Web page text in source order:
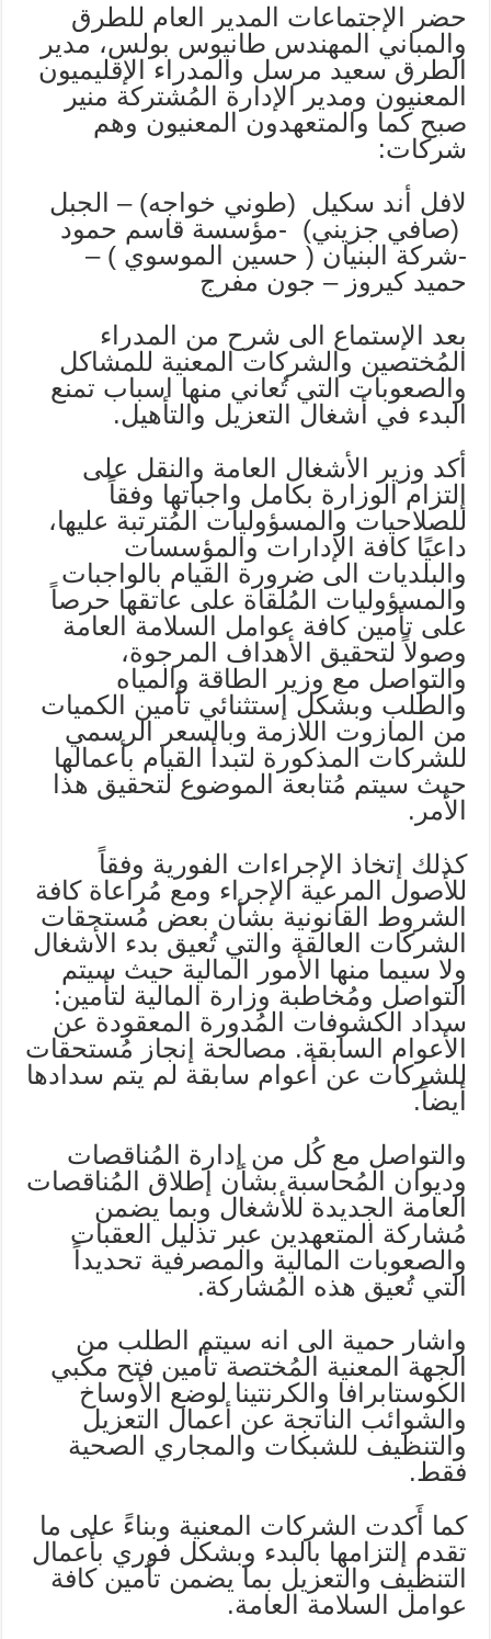
حضر الإجتماعات المدير العام للطرق
والمباني المهندس طانيوس بولس، مدير
الطرق سعيد مرسل والمدراء الإقليميون
المعنيون ومدير الإدارة المُشتركة منير
صبح كما والمتعهدون المعنيون وهم
شركات:
لافل أند سكيل (طوني خواجه) – الجبل
(صافي جزيني) -مؤسسة قاسم حمود
-شركة البنيان ( حسين الموسوي ) –
حميد كيروز – جون مفرج
بعد الإستماع الى شرح من المدراء
المُختصين والشركات المعنية للمشاكل
والصعوبات التي تُعاني منها اسباب تمنع
البدء في أشغال التعزيل والتأهيل.
أكد وزير الأشغال العامة والنقل على
إلتزام الوزارة بكامل واجباتها وفقاً
للصلاحيات والمسؤوليات المُترتبة عليها،
داعيًا كافة الإدارات والمؤسسات
والبلديات الى ضرورة القيام بالواجبات
والمسؤوليات المُلقاة على عاتقها حرصاً
على تأمين كافة عوامل السلامة العامة
وصولاً لتحقيق الأهداف المرجوة،
والتواصل مع وزير الطاقة والمياه
والطلب وبشكل إستثنائي تأمين الكميات
من المازوت اللازمة وبالسعر الرسمي
للشركات المذكورة لتبدأ القيام بأعمالها
حيث سيتم مُتابعة الموضوع لتحقيق هذا
الأمر.
كذلك إتخاذ الإجراءات الفورية وفقاً
للأصول المرعية الإجراء ومع مُراعاة كافة
الشروط القانونية بشأن بعض مُستحقات
الشركات العالقة والتي تُعيق بدء الأشغال
ولا سيما منها الأمور المالية حيث سيتم
التواصل ومُخاطبة وزارة المالية لتأمين:
سداد الكشوفات المُدورة المعقودة عن
الأعوام السابقة. مصالحة إنجاز مُستحقات
للشركات عن أعوام سابقة لم يتم سدادها
أيضاً.
والتواصل مع كُل من إدارة المُناقصات
وديوان المُحاسبة بشأن إطلاق المُناقصات
العامة الجديدة للأشغال وبما يضمن
مُشاركة المتعهدين عبر تذليل العقبات
والصعوبات المالية والمصرفية تحديداً
التي تُعيق هذه المُشاركة.
واشار حمية الى انه سيتم الطلب من
الجهة المعنية المُختصة تأمين فتح مكبي
الكوستابرافا والكرنتينا لوضع الأوساخ
والشوائب الناتجة عن أعمال التعزيل
والتنظيف للشبكات والمجاري الصحية
فقط.
كما أَكدت الشركات المعنية وبناءً على ما
تقدم إلتزامها بالبدء وبشكل فوري بأعمال
التنظيف والتعزيل بما يضمن تأمين كافة
عوامل السلامة العامة.